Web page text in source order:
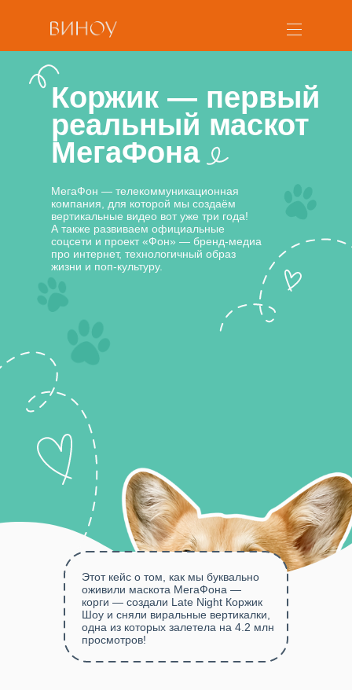
МегаФон — телекоммуникационная
компания, для которой мы создаём
вертикальные видео вот уже три года!
А также развиваем официальные
соцсети и проект «Фон» — бренд-медиа
про интернет, технологичный образ
жизни и поп-культуру.
Коржик — первый
реальный маскот
МегаФона
Этот кейс о том, как мы буквально
оживили маскота МегаФона —
корги — создали Late Night Коржик
Шоу и сняли виральные вертикалки,
одна из которых залетела на 4.2 млн
просмотров!